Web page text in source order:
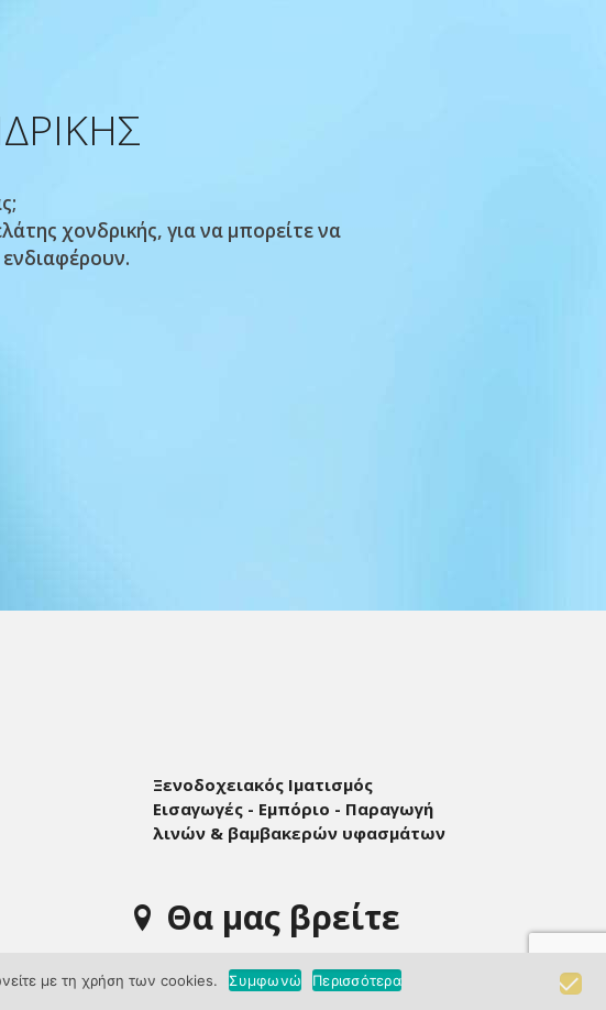
χονδρικής, για να μπορείτε να
Ξενοδοχειακός Ιματισμός
Εισαγωγές - Εμπόριο - Παραγωγή
λινών & βαμβακερών υφασμάτων
Θα μας βρείτε
Κ. ΕΚΤΑΡΟΓΛΟΥ Α.Ε
με τη χρήση των cookies. Συμφωνώ Περισσότερα